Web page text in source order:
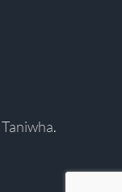
Taniwha.